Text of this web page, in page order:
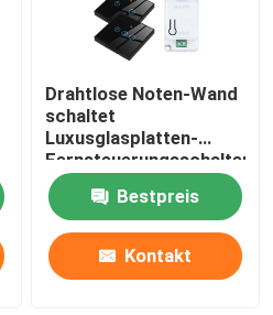
Drahtlose Noten-Wand
schaltet
Luxusglasplatten-
Fernsteuerungsschalter
der Satz-RF433 1gang
Bestpreis
Kontakt